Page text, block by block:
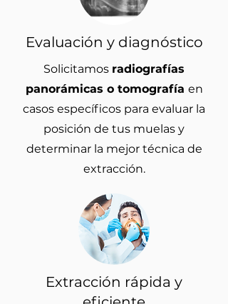
Evaluación y diagnóstico
Solicitamos radiografías
panorámicas o tomografía en
casos específicos para evaluar la
posición de tus muelas y
determinar la mejor técnica de
extracción.
Extracción rápida y